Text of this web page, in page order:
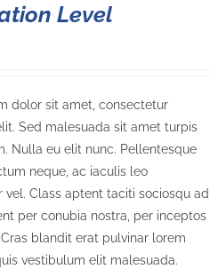
Level
dolor sit amet, consectetur
Sed malesuada sit amet turpis
Nulla eu elit nunc. Pellentesque
neque, ac iaculis leo
vel. Class aptent taciti sociosqu ad
per conubia nostra, per inceptos
Cras blandit erat pulvinar lorem
vestibulum elit malesuada.